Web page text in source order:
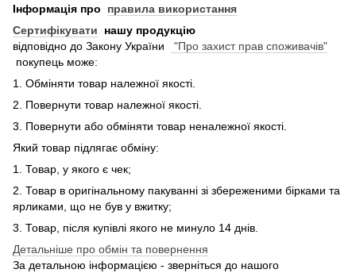
Інформація про правила використання
Сертифікувати нашу продукцію
відповідно до Закону України
"Про захист прав споживачів"
покупець може:
1. Обміняти товар належної якості.
2. Повернути товар належної якості.
3. Повернути або обміняти товар неналежної якості.
Який товар підлягає обміну:
1. Товар, у якого є чек;
2. Товар в оригінальному пакуванні зі збереженими бірками та
ярликами, що не був у вжитку;
3. Товар, після купівлі якого не минуло 14 днів.
Детальніше про обмін та повернення
За детальною інформацією - зверніться до нашого